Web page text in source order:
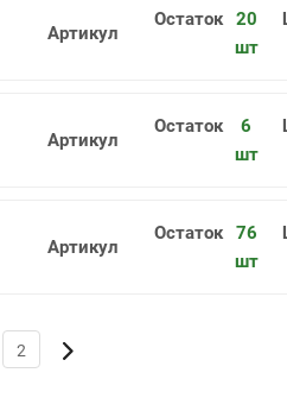
1 YBG202
20
шт
2 YBG102
6
шт
YBG202
76
шт
2